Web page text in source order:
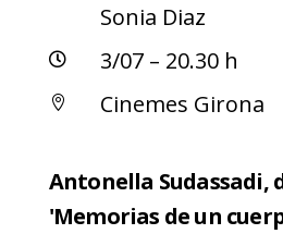
Sonia Diaz
 3/07 – 20.30 h
 Cinemes Girona
Antonella Sudassadi,
'Memorias de un